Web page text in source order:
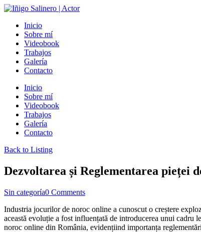
Inicio
Sobre mí
Videobook
Trabajos
Galería
Contacto
Inicio
Sobre mí
Videobook
Trabajos
Galería
Contacto
Back to Listing
Dezvoltarea și Reglementarea pieței
Sin categoría0 Comments
Industria jocurilor de noroc online a cunoscut o creștere
această evoluție a fost influențată de introducerea unui
noroc online din România, evidențiind importanța